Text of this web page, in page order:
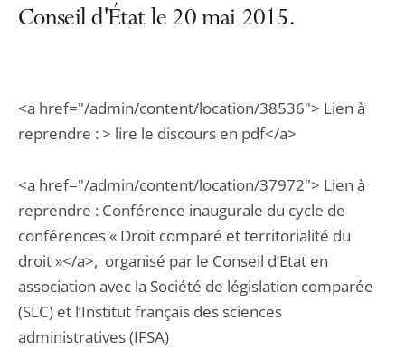
Conseil d'État le 20 mai 2015.
<a href="/admin/content/location/38536"> Lien à
reprendre : > lire le discours en pdf</a>
<a href="/admin/content/location/37972"> Lien à
reprendre : Conférence inaugurale du cycle de
conférences « Droit comparé et territorialité du
droit »</a>, organisé par le Conseil d’Etat en
association avec la Société de législation comparée
(SLC) et l’Institut français des sciences
administratives (IFSA)